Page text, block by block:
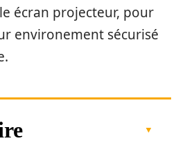
écran projecteur, pour
environement sécurisé